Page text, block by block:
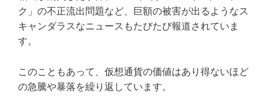
ク」の不正流出問題など、巨額の被害が出るようなス
キャンダラスなニュースもたびたび報道されていま
す。
このこともあって、仮想通貨の価値はあり得ないほど
の急騰や暴落を繰り返しています。